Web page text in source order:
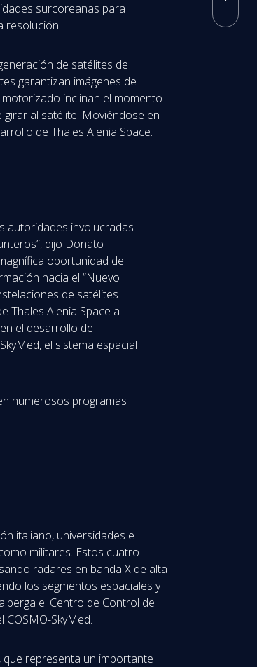
surcoreanas para
resolución.
de satélites de
garantizan imágenes de
inclinan el momento
al satélite. Moviéndose en
de Thales Alenia Space.
autoridades involucradas
dijo Donato
oportunidad de
hacia el “Nuevo
de satélites
Thales Alenia Space a
el desarrollo de
el sistema espacial
numerosos programas
italiano, universidades e
militares. Estos cuatro
radares en banda X de alta
los segmentos espaciales y
el Centro de Control de
SkyMed.
que representa un importante